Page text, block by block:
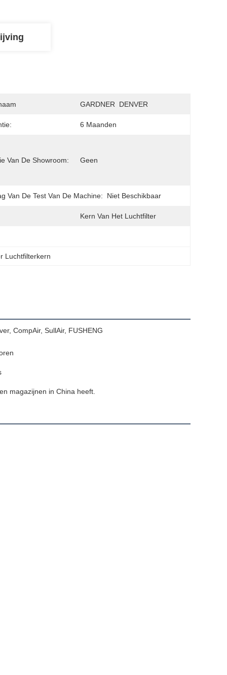
GARDNER  DENVER
6 Maanden
Van De Showroom: Geen
Van De Test Van De Machine: Niet Beschikbaar
Kern Van Het Luchtfilter
Luchtfilterkern
CompAir, SullAir, FUSHENG
magazijnen in China heeft.